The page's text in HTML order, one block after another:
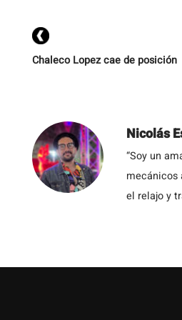
Chaleco Lopez cae de posición
Nicolás
“Soy un
mecánicos
el relajo y